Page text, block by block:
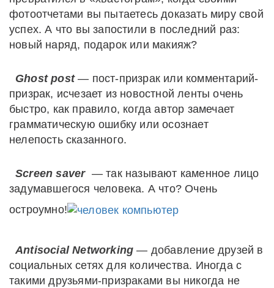
фотоотчетами вы пытаетесь доказать миру свой
успех. А что вы запостили в последний раз:
новый наряд, подарок или макияж?
Ghost post— пост-призрак или комментарий-
призрак, исчезает из новостной ленты очень
быстро, как правило, когда автор замечает
грамматическую ошибку или осознает
нелепость сказанного.
Screen saver— так называют каменное лицо
задумавшегося человека. А что? Очень
остроумно!
Antisocial Networking — добавление друзей в
социальных сетях для количества. Иногда с
такими друзьями-призраками вы никогда не